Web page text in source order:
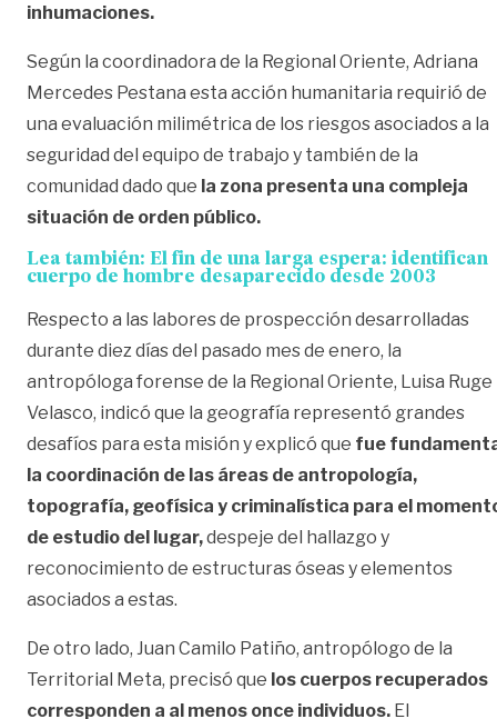
inhumaciones.
Según la coordinadora de la Regional Oriente, Adriana
Mercedes Pestana esta acción humanitaria requirió de
una evaluación milimétrica de los riesgos asociados a la
seguridad del equipo de trabajo y también de la
comunidad dado que la zona presenta una compleja
situación de orden público.
Lea también: El fin de una larga espera: identifican
cuerpo de hombre desaparecido desde 2003
Respecto a las labores de prospección desarrolladas
durante diez días del pasado mes de enero, la
antropóloga forense de la Regional Oriente, Luisa Ruge
Velasco, indicó que la geografía representó grandes
desafíos para esta misión y explicó que fue
la coordinación de las áreas de antropología,
topografía, geofísica y criminalística para el
de estudio del lugar,despeje del hallazgo y
reconocimiento de estructuras óseas y elementos
asociados a estas.
De otro lado, Juan Camilo Patiño, antropólogo de la
Territorial Meta, precisó que los cuerpos recuperados
corresponden a al menos once individuos. El